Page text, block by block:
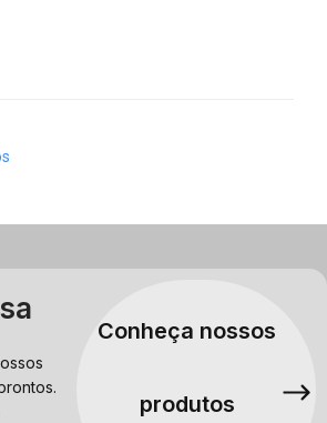
Conheça nossos
produtos